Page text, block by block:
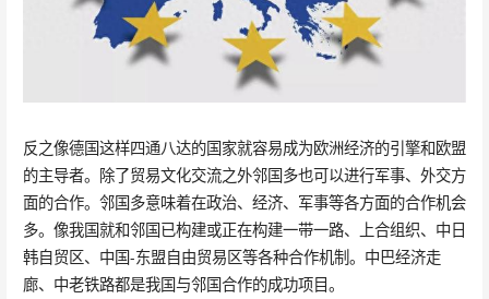
反之像德国这样四通八达的国家就容易成为欧洲经济的引擎和欧盟
的主导者。除了贸易文化交流之外邻国多也可以进行军事、外交方
面的合作。邻国多意味着在政治、经济、军事等各方面的合作机会
多。像我国就和邻国已构建或正在构建一带一路、上合组织、中日
韩自贸区、中国-东盟自由贸易区等各种合作机制。中巴经济走
廊、中老铁路都是我国与邻国合作的成功项目。